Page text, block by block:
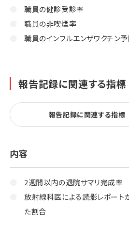
職員の健診受診率
職員の非喫煙率
職員のインフルエンザワクチン
報告記録に関連する指標
報告記録に関連する指標
内容
2週間以内の退院サマリ完成率
放射線科医による読影レポー
た割合